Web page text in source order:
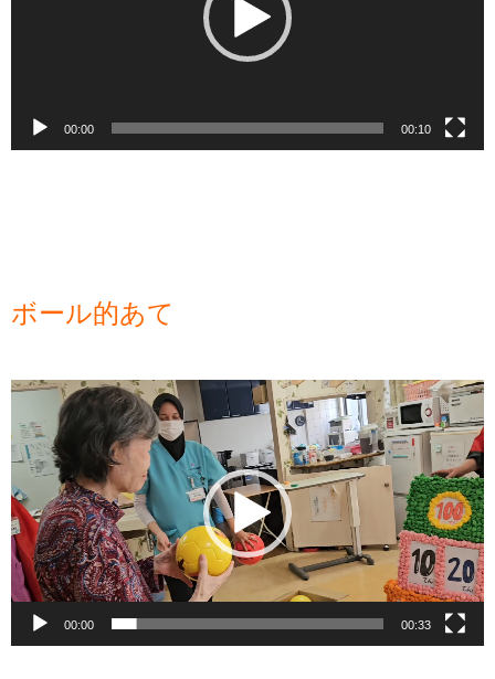
00:00 00:10
ボール的あて
動
プ
レ
ー
ー
00:00 00:33